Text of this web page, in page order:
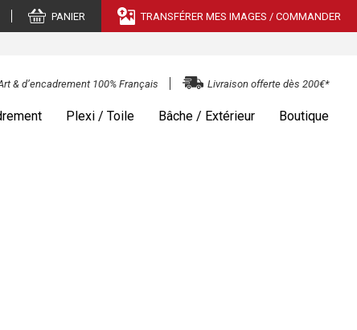
PANIER TRANSFÉRER MES IMAGES / COMMANDER
& d’encadrement 100% Français Livraison offerte dès 200€*
Plexi / Toile Bâche / Extérieur Boutique